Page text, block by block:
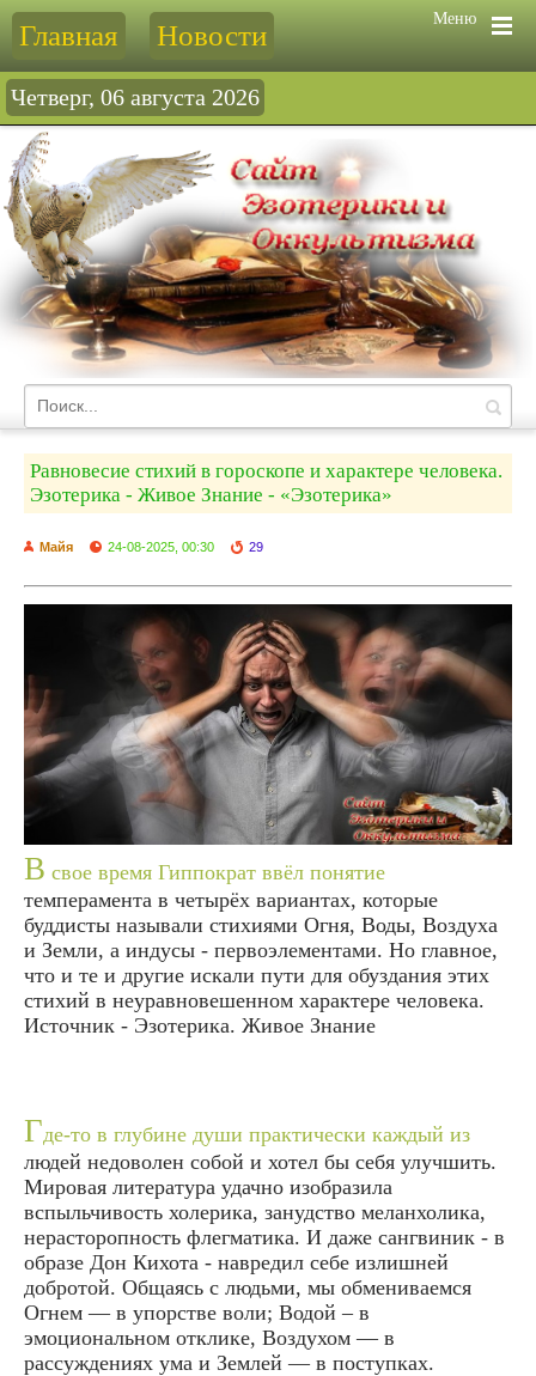
Меню
Главная Новости
Четверг, 06 августа 2026
Равновесие стихий в гороскопе и характере человека.
Эзотерика - Живое Знание - «Эзотерика»
Майя 24-08-2025, 00:30 29
В свое время Гиппократ ввёл понятие
темперамента в четырёх вариантах, которые
буддисты называли стихиями Огня, Воды, Воздуха
и Земли, а индусы - первоэлементами. Но главное,
что и те и другие искали пути для обуздания этих
стихий в неуравновешенном характере человека.
Источник - Эзотерика. Живое Знание
Где-то в глубине души практически каждый из
людей недоволен собой и хотел бы себя улучшить.
Мировая литература удачно изобразила
вспыльчивость холерика, занудство меланхолика,
нерасторопность флегматика. И даже сангвиник - в
образе Дон Кихота - навредил себе излишней
добротой. Общаясь с людьми, мы обмениваемся
Огнем — в упорстве воли; Водой – в
эмоциональном отклике, Воздухом — в
рассуждениях ума и Землей — в поступках.